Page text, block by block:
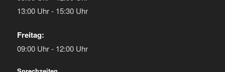
13:00 Uhr - 15:30 Uhr
Freitag:
09:00 Uhr - 12:00 Uhr